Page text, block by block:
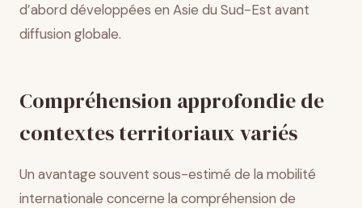
d’abord développées en Asie du Sud-Est avant
diffusion globale.
Compréhension approfondie de
contextes territoriaux variés
Un avantage souvent sous-estimé de la mobilité
internationale concerne la compréhension de